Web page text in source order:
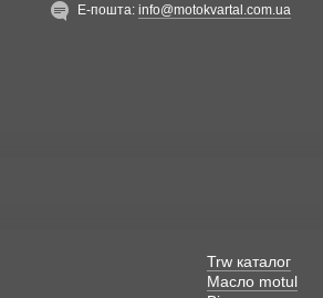
Е-пошта:info@motokvartal.com.ua
Trw каталог
Масло motul